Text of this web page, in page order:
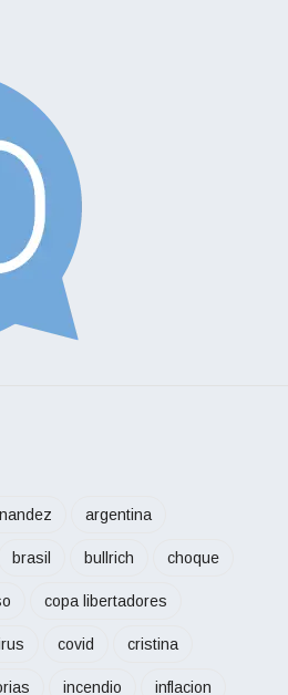
argentina
brasil bullrich choque
copa libertadores
covid cristina
incendio inflacion